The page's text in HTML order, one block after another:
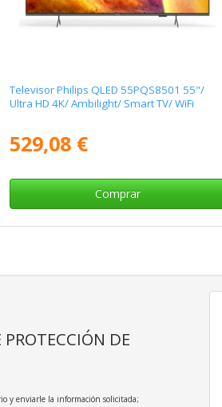
Televisor Philips QLED 55PQS8501 55"/
Ultra HD 4K/ Ambilight/ Smart TV/ WiFi
529,08 €
Comprar
DE
y enviarle la información solicitada;